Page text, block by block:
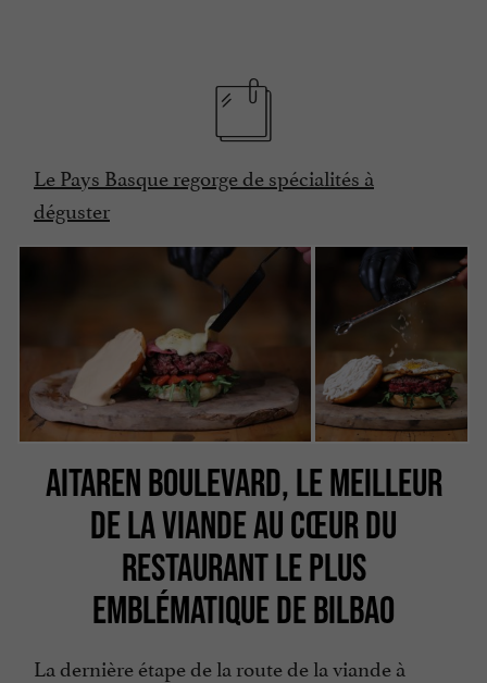
Le Pays Basque regorge de spécialités à
déguster
AITAREN BOULEVARD, LE MEILLEUR
DE LA VIANDE AU CŒUR DU
RESTAURANT LE PLUS
EMBLÉMATIQUE DE BILBAO
La dernière étape de la route de la viande à